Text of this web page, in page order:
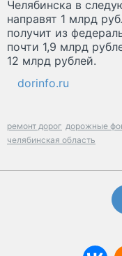
Челябинска в
направят 1 млрд
получит из
почти 1,9 млрд
12 млрд рублей.
dorinfo.ru
ремонт дорог дорожные
челябинская область